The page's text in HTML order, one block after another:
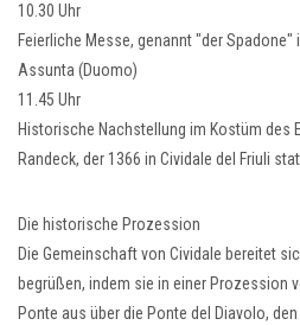
10.30 Uhr
Feierliche Messe, genannt "der Spadone"
Assunta (Duomo)
11.45 Uhr
Historische Nachstellung im Kostüm des
Randeck, der 1366 in Cividale del Friuli
Die historische Prozession
Die Gemeinschaft von Cividale bereitet
begrüßen, indem sie in einer Prozession
Ponte aus über die Ponte del Diavolo,